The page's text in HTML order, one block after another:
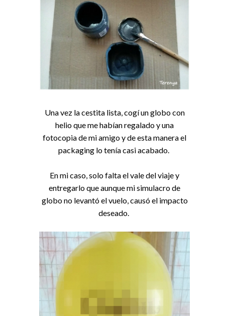
Una vez la cestita lista, cogí un globo con
helio que me habían regalado y una
fotocopia de mi amigo y de esta manera el
packaging lo tenía casi acabado.
En mi caso, solo falta el vale del viaje y
entregarlo que aunque mi simulacro de
globo no levantó el vuelo, causó el impacto
deseado.